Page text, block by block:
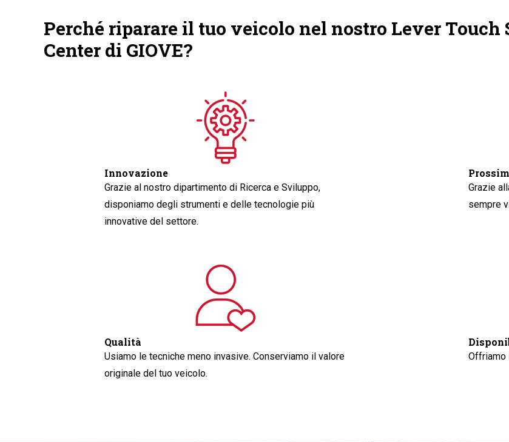
Perché riparare il tuo veicolo nel nostro Lever Touch
Center di GIOVE?
Innovazione
Grazie al nostro dipartimento di Ricerca e Sviluppo,
disponiamo degli strumenti e delle tecnologie più
innovative del settore.
Grazie
sempre
Qualità
Usiamo le tecniche meno invasive. Conserviamo il valore
originale del tuo veicolo.
Offriamo